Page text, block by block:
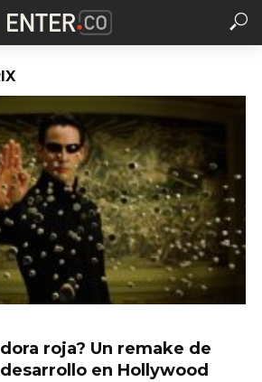
roja? Un remake de
en Hollywood